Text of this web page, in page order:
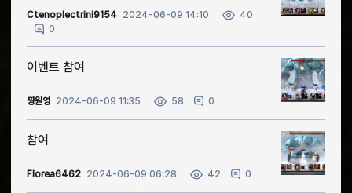
Ctenoplectrini9154 2024-06-09 14:10
40
0
이벤트 참여
짱원영 2024-06-09 11:35 58 0
참여
Florea6462 2024-06-09 06:28 42 0